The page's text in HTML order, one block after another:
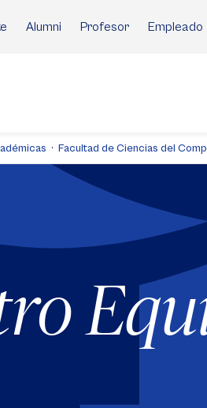
Alumni Profesor Empleado
Facultad de Ciencias del